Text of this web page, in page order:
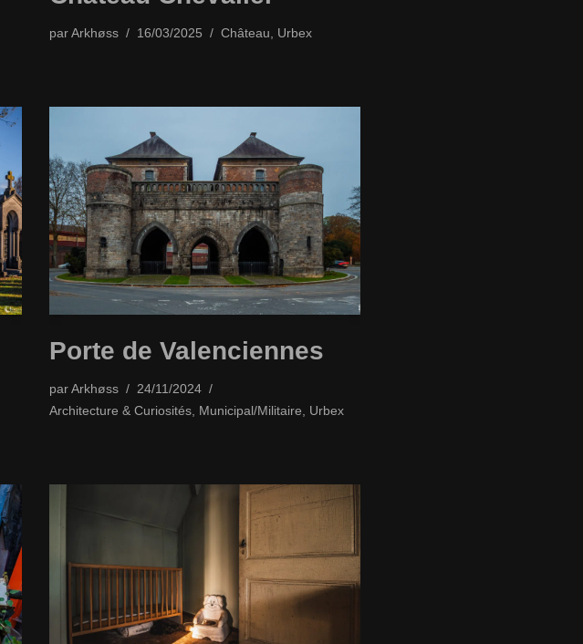
parArkhøss 16/03/2025 Château, Urbex
Porte de Valenciennes
parArkhøss
24/11/2024
Architecture & Curiosités, Municipal/Militaire Urbex